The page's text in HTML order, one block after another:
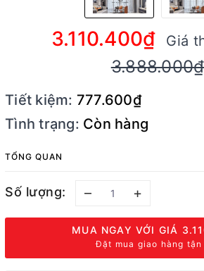
3.110.400₫ Giá
3.888.000₫
Tiết kiệm: 777.600₫
Tình trạng: Còn hàng
TỔNG QUAN
Số lượng: – +
MUA NGAY VỚI GIÁ
Đặt mua giao hàng tận